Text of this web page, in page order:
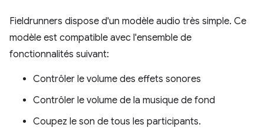
Fieldrunners dispose d'un modèle audio très simple. Ce
modèle est compatible avec l'ensemble de
fonctionnalités suivant:
Contrôler le volume des effets sonores
Contrôler le volume de la musique de fond
Coupez le son de tous les participants.